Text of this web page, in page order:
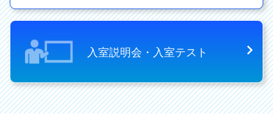
入室説明会・入室テスト